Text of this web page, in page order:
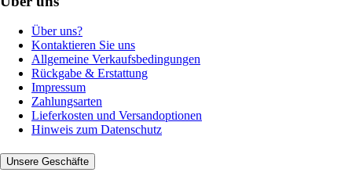
Über uns?
Kontaktieren Sie uns
Allgemeine Verkaufsbedingungen
Rückgabe & Erstattung
Impressum
Zahlungsarten
Lieferkosten und Versandoptionen
Hinweis zum Datenschutz
Unsere Geschäfte